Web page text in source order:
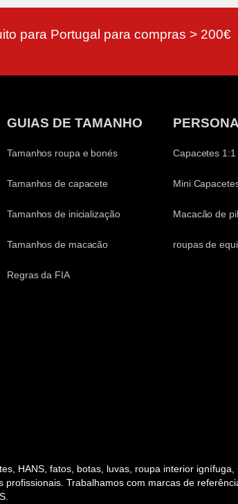
para Portugal para compras > 200€
GUIAS DE TAMANHO
Tamanhos roupa e bonés
Tamanhos de capacete
Tamanhos de inicialização
Tamanhos de macacão
Regras da FIA
Capacetes 1:1
Mini
Macacão de
roupas de
HANS, fatos, botas, luvas, roupa interior
Trabalhamos com marcas de